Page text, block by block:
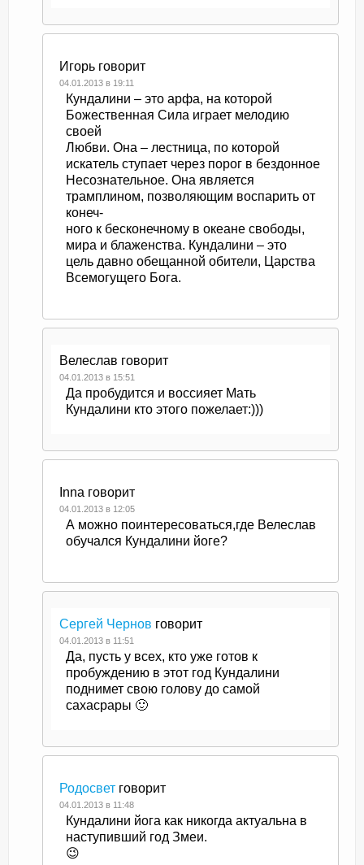
Игорь говорит
04.01.2013 в 19:11
Кундалини – это арфа, на которой
Божественная Сила играет мелодию
своей
Любви. Она – лестница, по которой
искатель ступает через порог в бездонное
Несознательное. Она является
трамплином, позволяющим воспарить от
конеч-
ного к бесконечному в океане свободы,
мира и блаженства. Кундалини – это
цель давно обещанной обители, Царства
Всемогущего Бога.
Велеслав говорит
04.01.2013 в 15:51
Да пробудится и воссияет Мать
Кундалини кто этого пожелает:)))
Inna говорит
04.01.2013 в 12:05
А можно поинтересоваться,где Велеслав
обучался Кундалини йоге?
Сергей Чернов говорит
04.01.2013 в 11:51
Да, пусть у всех, кто уже готов к
пробуждению в этот год Кундалини
поднимет свою голову до самой
сахасрары 🙂
Родосвет говорит
04.01.2013 в 11:48
Кундалини йога как никогда актуальна в
наступивший год Змеи.
😉